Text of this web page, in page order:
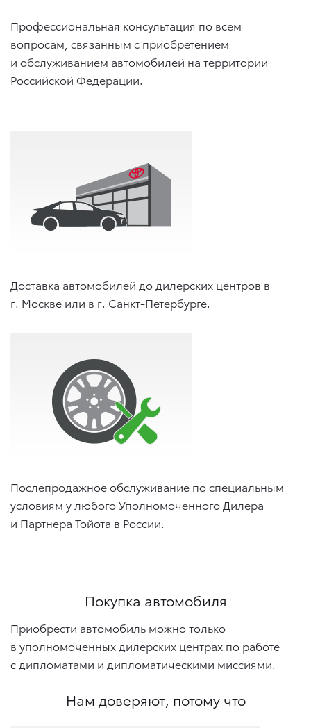
Профессиональная консультация по всем
вопросам, связанным с приобретением
и обслуживанием автомобилей на территории
Российской Федерации.
Доставка автомобилей до дилерских центров в
г. Москве или в г. Санкт-Петербурге.
Послепродажное обслуживание по специальным
условиям у любого Уполномоченного Дилера
и Партнера Тойота в России.
Покупка автомобиля
Приобрести автомобиль можно только
в уполномоченных дилерских центрах по работе
с дипломатами и дипломатическими миссиями.
Нам доверяют, потому что